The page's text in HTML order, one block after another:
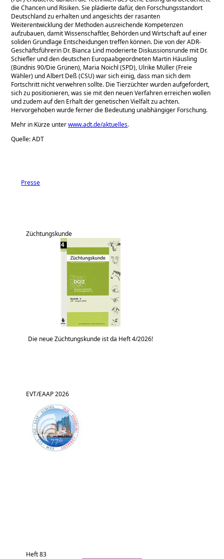
die Chancen und Risiken. Sie plädierte dafür, den Forschungsstandort
Deutschland zu erhalten und angesichts der rasanten
Weiterentwicklung der Methoden ausreichende Kompetenzen
aufzubauen, damit Wissenschaftler, Behörden und Wirtschaft auf einer
soliden Grundlage Entscheidungen treffen können. Die von der ADR-
Geschäftsführerin Dr. Bianca Lind moderierte Diskussionsrunde mit Dr.
Schiefler und den deutschen Europaabgeordneten Martin Häusling
(Bündnis 90/Die Grünen), Maria Noichl (SPD), Ulrike Müller (Freie
Wähler) und Albert Deß (CSU) war sich einig, dass man sich dem
Fortschritt nicht verwehren sollte. Die Tierzüchter wurden aufgefordert,
sich zu positionieren, was sie mit den neuen Verfahren erreichen wollen
und zudem auf den Erhalt der genetischen Vielfalt zu achten.
Hervorgehoben wurde ferner die Bedeutung unabhängiger Forschung.
Mehr in Kürze unterwww.adt.de/aktuelles.
Quelle: ADT
Presse
Züchtungskunde
Die neue Züchtungskunde ist da Heft 4/2026!
EVT/EAAP 2026
Heft 83